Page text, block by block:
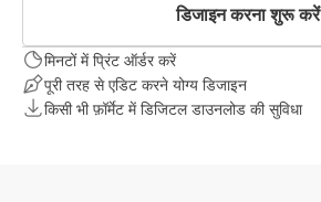
डिजाइन करना शुरू करें
मिनटों में प्रिंट ऑर्डर करें
पूरी तरह से एडिट करने योग्य डिजाइन
किसी भी फ़ॉर्मेट में डिजिटल डाउनलोड की सुविधा